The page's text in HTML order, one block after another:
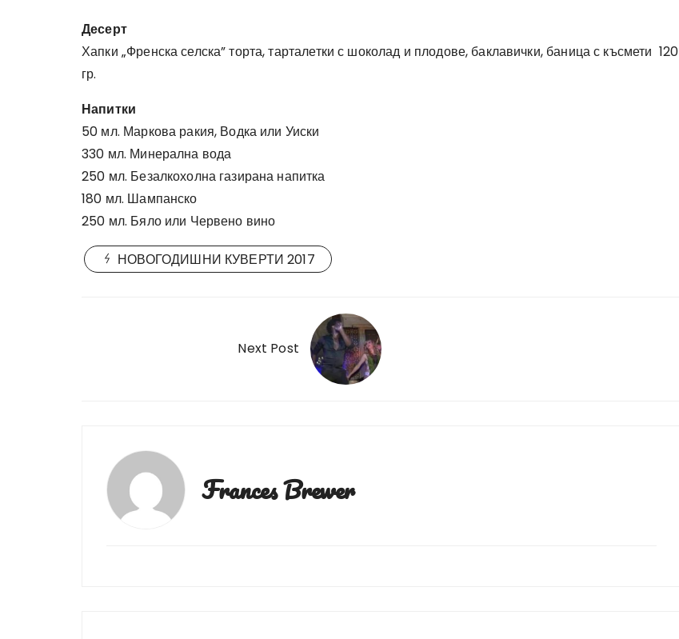
Десерт
Хапки „Френска селска” торта, тарталетки с шоколад и плодове, баклавички, баница с късмети 120
гр.
Напитки
50 мл. Маркова ракия, Водка или Уиски
330 мл. Минерална вода
250 мл. Безалкохолна газирана напитка
180 мл. Шампанско
250 мл. Бяло или Червено вино
НОВОГОДИШНИ КУВЕРТИ 2017
Next Post
Frances Brewer